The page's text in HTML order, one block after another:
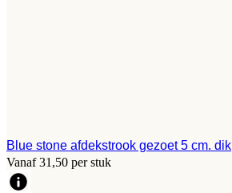
Blue stone afdekstrook gezoet 5 cm. dik
Vanaf 31,50 per stuk